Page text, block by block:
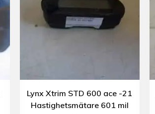
Lynx Xtrim STD 600 ace -21
Hastighetsmätare 601 mil